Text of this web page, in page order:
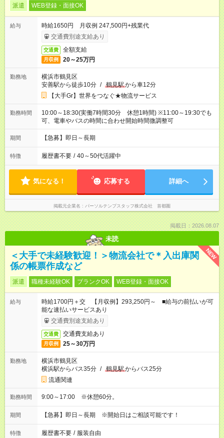
派遣 WEB登録・面接OK
給与
時給1650円 月収例 247,500円+残業代
交通費別途支給あり
交通費 全額支給
月収例 20～25万円
勤務地
横浜市鶴見区
安善駅から徒歩10分 / 鶴見駅から車12分
【大手Gr】世界をつなぐ★物流サービス
勤務時間
10:00～18:30(実働7時間30分 休憩1時間) ※11:00～19:30でも
可、電車やバスの時間に合わせ開始時間微調整可
期間 【急募】即日～長期
特徴 履歴書不要 / 40～50代活躍中
気になる！ 応募する 詳細へ
掲載元企業名 パーソルテンプスタッフ株式会社 首都圏
掲載日：2026.08.07
未読
NEW
＜大手で未経験歓迎！＞物流会社で＊入出庫関
係の帳票作成など
派遣 職種未経験OK ブランクOK WEB登録・面接OK
給与
時給1700円＋交 【月収例】293,250円～ ■給与の前払いが可
能な速払いサービスあり
交通費別途支給あり
交通費 交通費支給あり
月収例 25～30万円
勤務地
横浜市鶴見区
横浜駅からバス35分 / 鶴見駅からバス25分
流通関連
勤務時間 9:00～17:00 ※休憩60分。
期間 【急募】即日～長期 ※開始日はご相談可能です！
特徴 履歴書不要 / 服装自由